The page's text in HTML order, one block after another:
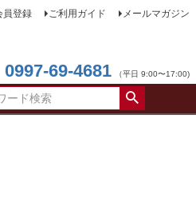
員登録 ご利用ガイド メールマガジン
0997-69-4681 （平日 9:00〜17:00)